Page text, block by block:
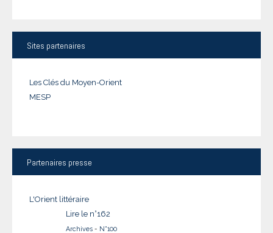
Sites partenaires
Les Clés du Moyen-Orient
MESP
Partenaires presse
L'Orient littéraire
Lire le n°162
Archives - N°100